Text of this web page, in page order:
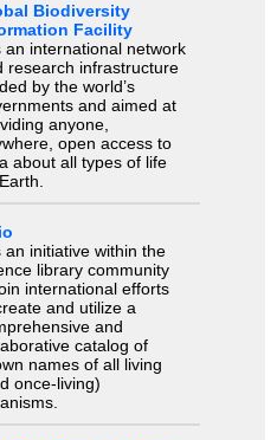
Biodiversity
Facility
an international network
research infrastructure
by the world’s
and aimed at
anyone,
open access to
about all types of life
an initiative within the
library community
international efforts
and utilize a
and
catalog of
names of all living
once-living)